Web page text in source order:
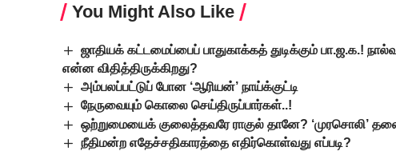
You Might Also Like
ஜாதியக் கட்டமைப்பைப் பாதுகாக்கத் துடிக்கும் பா.ஜ.க.!
என்ன விதித்திருக்கிறது?
அம்பலப்பட்டுப் போன ‘ஆரியன்’ நாய்க்குட்டி
நேருவையும் கொலை செய்திருப்பார்கள்..!
ஒற்றுமையைக் குலைத்தவரே ராகுல் தானே? ‘முரசொலி’
நீதிமன்ற எதேச்சதிகாரத்தை எதிர்கொள்வது எப்படி?